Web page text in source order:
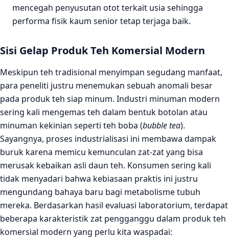
mencegah penyusutan otot terkait usia sehingga
performa fisik kaum senior tetap terjaga baik.
Sisi Gelap Produk Teh Komersial Modern
Meskipun teh tradisional menyimpan segudang manfaat,
para peneliti justru menemukan sebuah anomali besar
pada produk teh siap minum. Industri minuman modern
sering kali mengemas teh dalam bentuk botolan atau
minuman kekinian seperti teh boba (bubble tea).
Sayangnya, proses industrialisasi ini membawa dampak
buruk karena memicu kemunculan zat-zat yang bisa
merusak kebaikan asli daun teh. Konsumen sering kali
tidak menyadari bahwa kebiasaan praktis ini justru
mengundang bahaya baru bagi metabolisme tubuh
mereka. Berdasarkan hasil evaluasi laboratorium, terdapat
beberapa karakteristik zat pengganggu dalam produk teh
komersial modern yang perlu kita waspadai: